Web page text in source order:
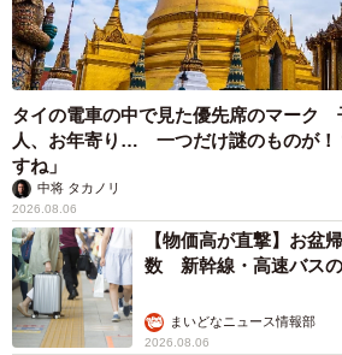
タイの電車の中で見た優先席のマーク
人、お年寄り… 一つだけ謎のものが！
すね」
中将 タカノリ
2026.08.06
【物価高が直撃】お盆
数 新幹線・高速バス
まいどなニュース情報部
2026.08.06